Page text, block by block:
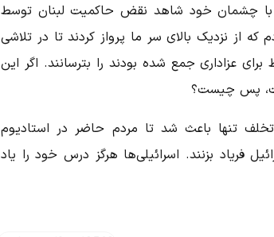
چشمان خود شاهد نقض حاکمیت لبنان توسط
که از نزدیک بالای سر ما پرواز کردند تا در تلاشی
عزاداری جمع شده بودند را بترسانند. اگر این
پس چیست؟
تخلف تنها باعث شد تا مردم حاضر در استادیوم
فریاد بزنند. اسرائیلی‌ها هرگز درس خود را یاد